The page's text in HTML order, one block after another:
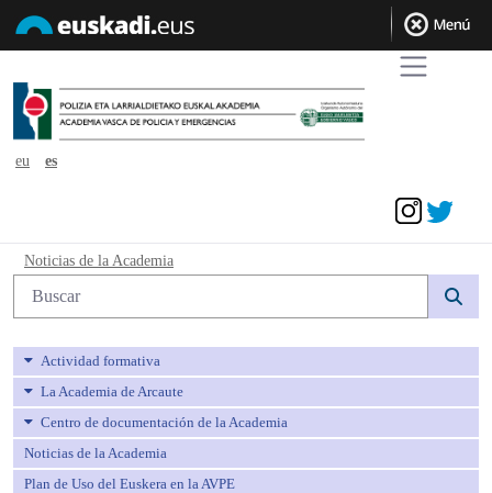
eu
es
Noticias de la Academia - avpe
Noticias de la Academia
Búsqueda web
Actividad formativa
La Academia de Arcaute
Centro de documentación de la Academia
Noticias de la Academia
Plan de Uso del Euskera en la AVPE